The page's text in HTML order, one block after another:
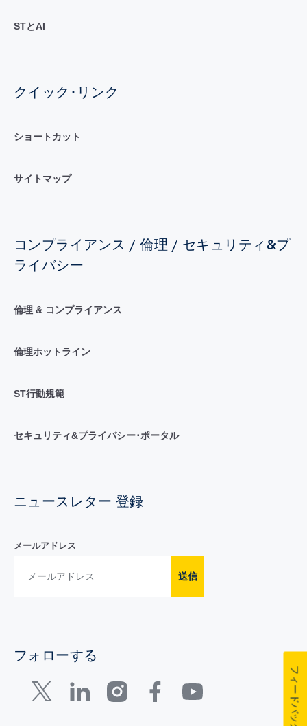
STとAI
クイック･リンク
ショートカット
サイトマップ
コンプライアンス / 倫理 / セキュリティ&プ
ライバシー
倫理 & コンプライアンス
倫理ホットライン
ST行動規範
セキュリティ&プライバシー･ポータル
ニュースレター 登録
メールアドレス
送信
フォローする
フィードバック